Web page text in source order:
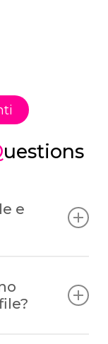
uestions
e
modo
valori,